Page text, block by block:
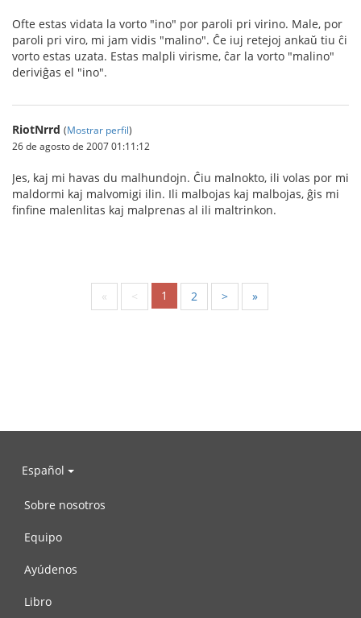
Ofte estas vidata la vorto "ino" por paroli pri virino. Male, por
paroli pri viro, mi jam vidis "malino". Ĉe iuj retejoj ankaŭ tiu ĉi
vorto estas uzata. Estas malpli virisme, ĉar la vorto "malino"
deriviĝas el "ino".
RiotNrrd (Mostrar perfil)
26 de agosto de 2007 01:11:12
Jes, kaj mi havas du malhundojn. Ĉiu malnokto, ili volas por mi
maldormi kaj malvomigi ilin. Ili malbojas kaj malbojas, ĝis mi
finfine malenlitas kaj malprenas al ili maltrinkon.
« < 1 2 > »
Español
Sobre nosotros
Equipo
Ayúdenos
Libro